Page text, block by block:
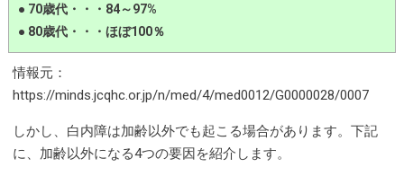
● 70歳代・・・84～97%
● 80歳代・・・ほぼ100％
情報元：
https://minds.jcqhc.or.jp/n/med/4/med0012/G0000028/0007
しかし、白内障は加齢以外でも起こる場合があります。下記
に、加齢以外になる4つの要因を紹介します。